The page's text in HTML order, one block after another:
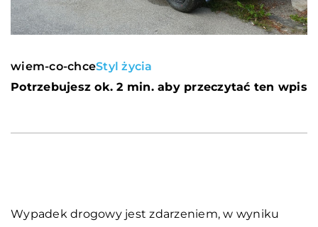
wiem-co-chceStyl życia
Potrzebujesz ok. 2 min. aby przeczytać ten wpis
Wypadek drogowy jest zdarzeniem, w wyniku